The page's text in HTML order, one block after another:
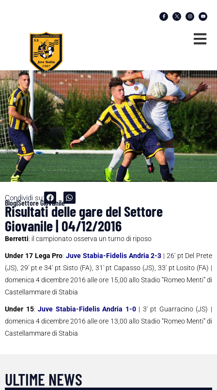
Condividi su:
Blog|Settore Giovanile
Risultati delle gare del Settore
Giovanile | 04/12/2016
Berretti: il campionato osserva un turno di riposo
Under 17 Lega Pro: Juve Stabia-Fidelis Andria 2-3 | 26′ pt Del Prete
(JS), 29′ pt e 34′ pt Sisto (FA), 31′ pt Capasso (JS), 33′ pt Losito (FA) |
domenica 4 dicembre 2016 alle ore 15,00 allo Stadio “Romeo Menti” di
Castellammare di Stabia
Under 15:Juve Stabia-Fidelis Andria 1-0| 3′ pt Guarracino (JS) |
domenica 4 dicembre 2016 alle ore 13,00 allo Stadio “Romeo Menti” di
Castellammare di Stabia
ULTIME NEWS